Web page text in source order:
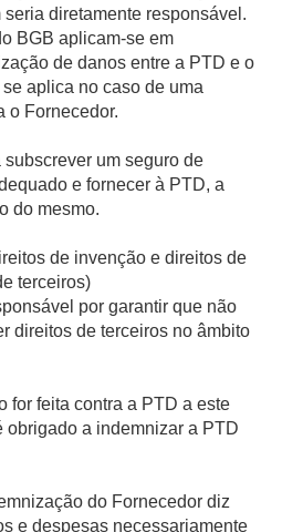
diretamente responsável.
BGB aplicam-se em
de danos entre a PTD e o
aplica no caso de uma
o Fornecedor.
um seguro de
e fornecer à PTD, a
do mesmo.
de invenção e direitos de
terceiros)
por garantir que não
direitos de terceiros no âmbito
for feita contra a PTD a este
obrigado a indemnizar a PTD
do Fornecedor diz
e despesas necessariamente